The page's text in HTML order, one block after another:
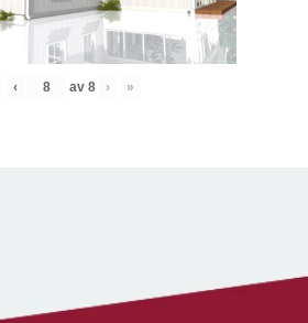
‹ av 8 › »